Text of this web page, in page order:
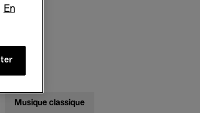
Musique classique
En